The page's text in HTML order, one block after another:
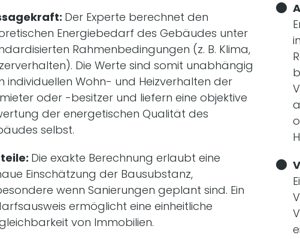
Der Experte berechnet den
Energiebedarf des Gebäudes unter
Rahmenbedingungen (z. B. Klima,
Die Werte sind somit unabhängig
individuellen Wohn- und Heizverhalten der
oder -besitzer und liefern eine objektive
der energetischen Qualität des
selbst.
Die exakte Berechnung erlaubt eine
Einschätzung der Bausubstanz,
wenn Sanierungen geplant sind. Ein
ermöglicht eine einheitliche
von Immobilien.